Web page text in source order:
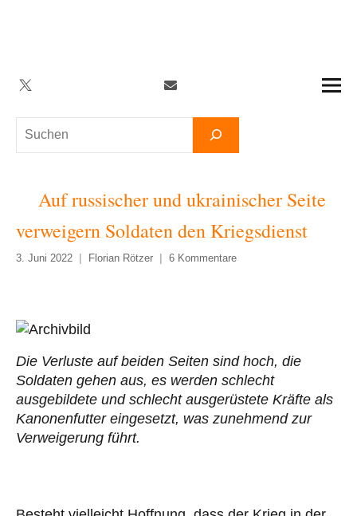
Suchen
Twitter TelegramNewsletter
Auf russischer und ukrainischer Seite
verweigern Soldaten den Kriegsdienst
3. Juni 2022 Florian Rötzer 6 Kommentare
Die Verluste auf beiden Seiten sind hoch, die
Soldaten gehen aus, es werden schlecht
ausgebildete und schlecht ausgerüstete Kräfte als
Kanonenfutter eingesetzt, was zunehmend zur
Verweigerung führt.